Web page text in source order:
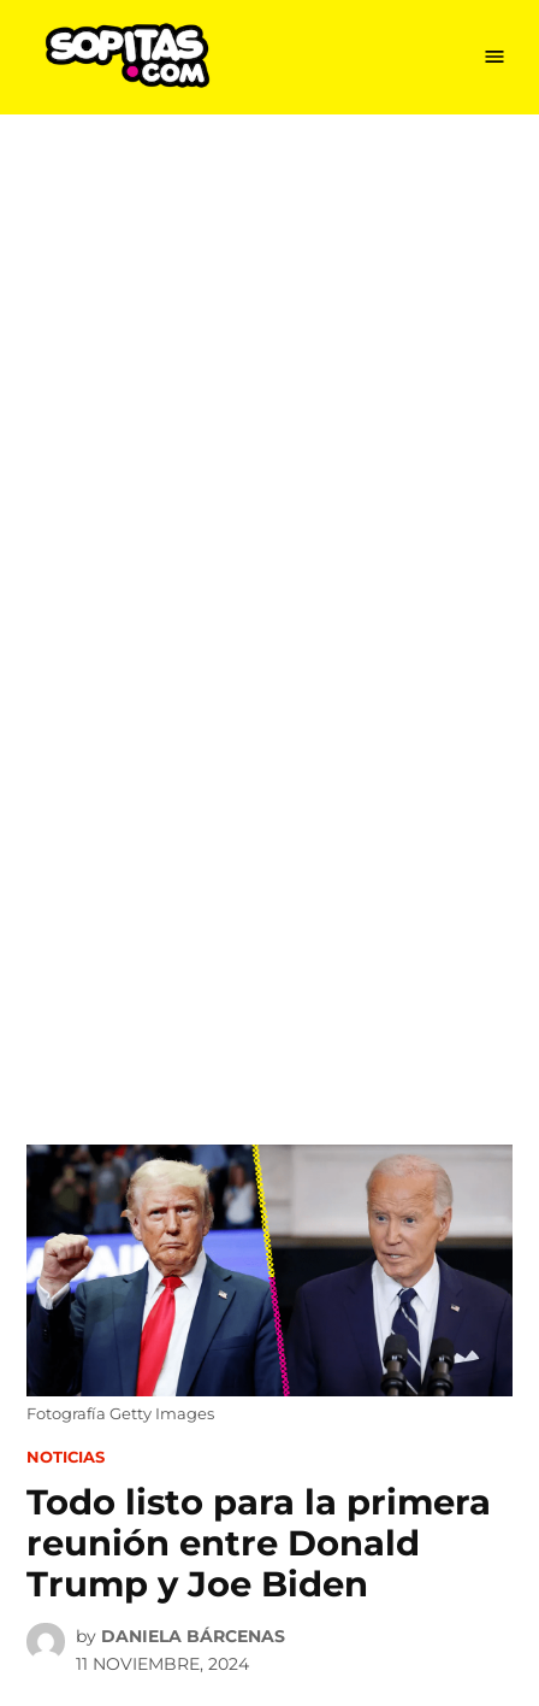
content
Menu
Fotografía Getty Images
POSTED
NOTICIAS
Todo listo para la primera
reunión entre Donald
Trump y Joe Biden
by DANIELA BÁRCENAS
11 NOVIEMBRE, 2024